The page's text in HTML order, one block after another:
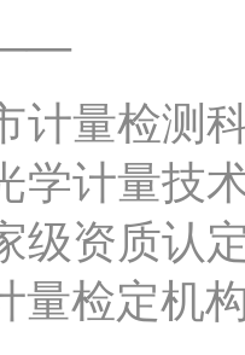
计量检测
学计量技
级资质认
量检定机